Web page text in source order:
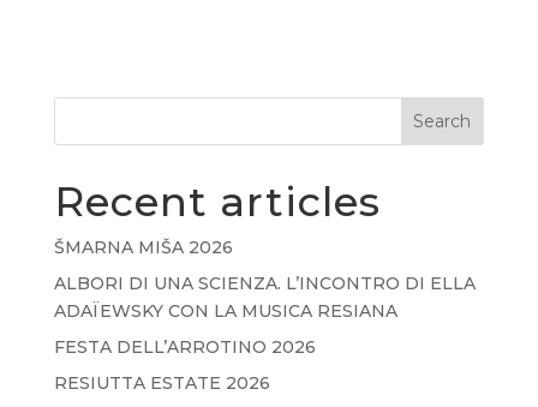
Search
Recent articles
ŠMARNA MIŠA 2026
ALBORI DI UNA SCIENZA. L’INCONTRO DI ELLA
ADAÏEWSKY CON LA MUSICA RESIANA
FESTA DELL’ARROTINO 2026
RESIUTTA ESTATE 2026